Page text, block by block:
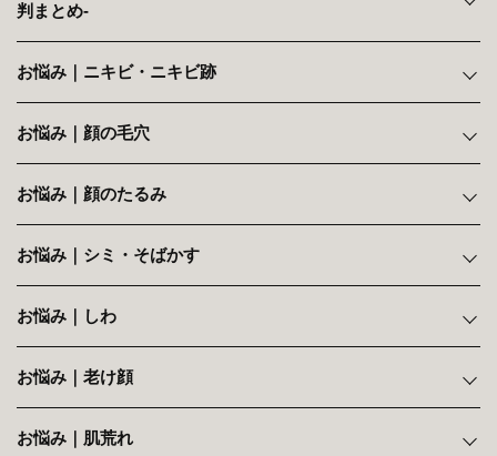
判まとめ‐
お悩み｜ニキビ・ニキビ跡
お悩み｜顔の毛穴
お悩み｜顔のたるみ
お悩み｜シミ・そばかす
お悩み｜しわ
お悩み｜老け顔
お悩み｜肌荒れ